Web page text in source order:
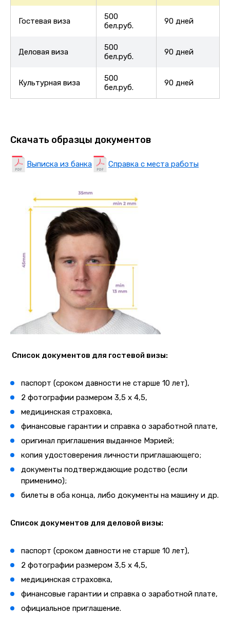
Гостевая виза
500
бел.руб.
90 дней
Деловая виза
500
бел.руб.
90 дней
Культурная виза
500
бел.руб.
90 дней
Скачать образцы документов
Выписка из банка Справка с места работы
Список документов для гостевой визы:
паспорт (сроком давности не старше 10 лет),
2 фотографии размером 3,5 х 4,5,
медицинская страховка,
финансовые гарантии и справка о заработной плате,
оригинал приглашения выданное Мэрией;
копия удостоверения личности приглашающего;
документы подтверждающие родство (если
применимо);
билеты в оба конца, либо документы на машину и др.
Список документов для деловой визы:
паспорт (сроком давности не старше 10 лет),
2 фотографии размером 3,5 х 4,5,
медицинская страховка,
финансовые гарантии и справка о заработной плате,
официальное приглашение.